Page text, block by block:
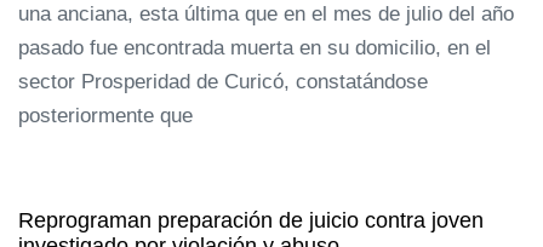
una anciana, esta última que en el mes de julio del año
pasado fue encontrada muerta en su domicilio, en el
sector Prosperidad de Curicó, constatándose
posteriormente que
Reprograman preparación de juicio contra joven